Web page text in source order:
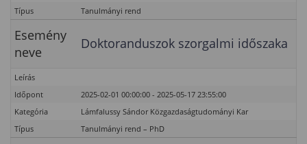
Típus
Tanulmányi rend
Esemény
neve
Doktoranduszok szorgalmi időszaka
Leírás
Időpont
2025-02-01 00:00:00 - 2025-05-17 23:55:00
Kategória
Lámfalussy Sándor Közgazdaságtudományi Kar
Típus
Tanulmányi rend – PhD